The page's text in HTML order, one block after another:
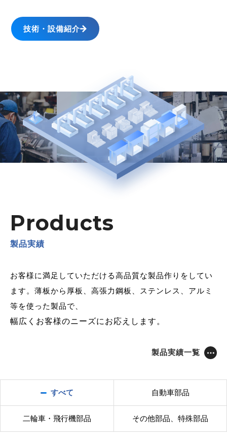
技術・設備紹介
Products
製品実績
お客様に満足していただける高品質な製品作りをしてい
ます。 薄板から厚板、高張力鋼板、ステンレス、アルミ
等を使った製品で、
幅広くお客様のニーズにお応えします。
すべて 自動車部品
二輪車・飛行機部品 その他部品、特殊部品
製品実績一覧